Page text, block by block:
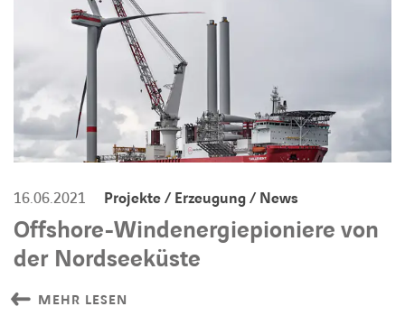
16.06.2021 Projekte / Erzeugung / News
Offshore-Windenergiepioniere von
der Nordseeküste
MEHR LESEN